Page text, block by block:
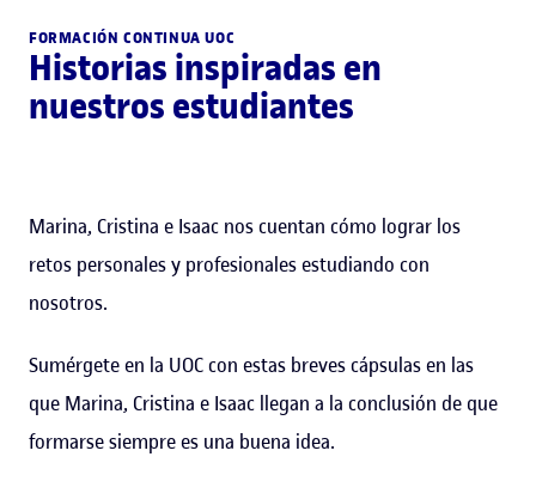
FORMACIÓN CONTINUA UOC
Historias inspiradas en
nuestros estudiantes
Marina, Cristina e Isaac nos cuentan cómo lograr los
retos personales y profesionales estudiando con
nosotros.
Sumérgete en la UOC con estas breves cápsulas en las
que Marina, Cristina e Isaac llegan a la conclusión de que
formarse siempre es una buena idea.